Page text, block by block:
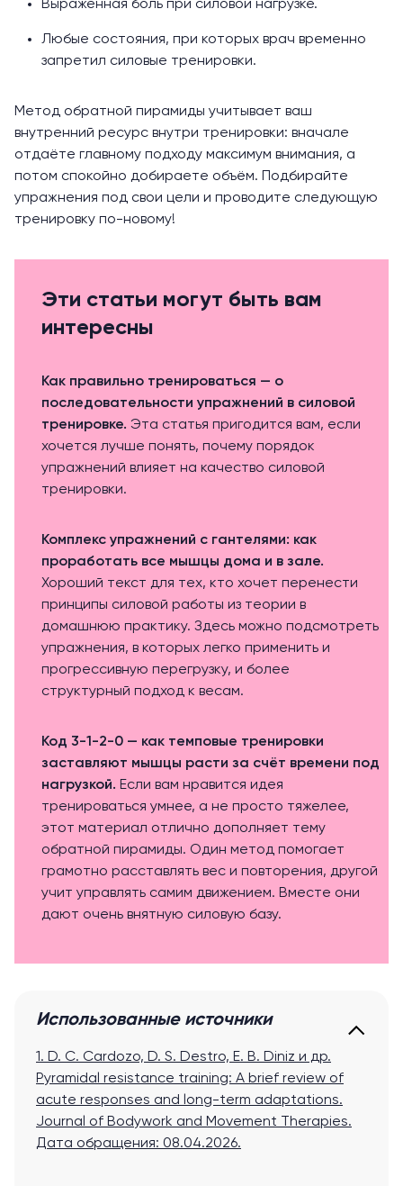
Выраженная боль при силовой нагрузке.
Любые состояния, при которых врач временно
запретил силовые тренировки.
Метод обратной пирамиды учитывает ваш
внутренний ресурс внутри тренировки: вначале
отдаёте главному подходу максимум внимания, а
потом спокойно добираете объём. Подбирайте
упражнения под свои цели и проводите следующую
тренировку по-новому!
Эти статьи могут быть вам
интересны
Как правильно тренироваться — о
последовательности упражнений в силовой
тренировке. Эта статья пригодится вам, если
хочется лучше понять, почему порядок
упражнений влияет на качество силовой
тренировки.
Комплекс упражнений с гантелями: как
проработать все мышцы дома и в зале.
Хороший текст для тех, кто хочет перенести
принципы силовой работы из теории в
домашнюю практику. Здесь можно подсмотреть
упражнения, в которых легко применить и
прогрессивную перегрузку, и более
структурный подход к весам.
Код 3-1-2-0 — как темповые тренировки
заставляют мышцы расти за счёт времени под
нагрузкой. Если вам нравится идея
тренироваться умнее, а не просто тяжелее,
этот материал отлично дополняет тему
обратной пирамиды. Один метод помогает
грамотно расставлять вес и повторения, другой
учит управлять самим движением. Вместе они
дают очень внятную силовую базу.
Использованные источники
1. D. C. Cardozo, D. S. Destro, E. B. Diniz и др.
Pyramidal resistance training: A brief review of
acute responses and long-term adaptations.
Journal of Bodywork and Movement Therapies.
Дата обращения: 08.04.2026.